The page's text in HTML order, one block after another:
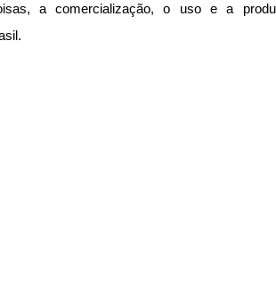
a comercialização, o uso e a